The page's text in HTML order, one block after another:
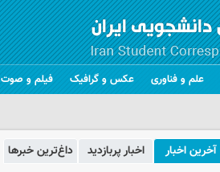
علم و فناوری عکس و گرافیک فیلم و صوت
آخرین اخبار اخبار پربازدید داغ‌ترین خبرها